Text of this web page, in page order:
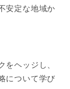
安定な地域か
をヘッジし、
について学び